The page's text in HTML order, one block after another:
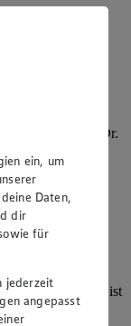
UStG: DE
Sprecher), Dr.
Der
auf dieser
zu
Urheberrechts ist
Bildmaterial
ein, um
Daten,
dir
für
jederzeit
angepasst